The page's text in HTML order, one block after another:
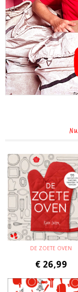
DE ZOETE OVEN
€ 26,99